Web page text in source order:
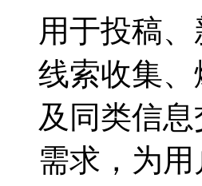
用于投稿、
线索收集、
及同类信息
需求，为用